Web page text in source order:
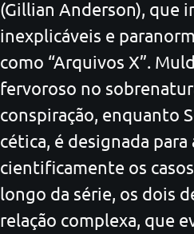
(Gillian Anderson), que
inexplicáveis e
como “Arquivos X”.
fervoroso no
conspiração, enquanto
cética, é designada para
cientificamente os
longo da série, os dois
relação complexa, que